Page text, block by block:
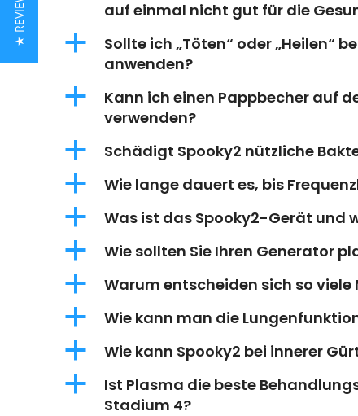
auf einmal nicht gut für die
a
Sollte ich „Töten“ oder „Heilen“
anwenden?
a
Kann ich einen Pappbecher auf
verwenden?
a Schädigt Spooky2 nützliche
a Wie lange dauert es, bis
a Was ist das Spooky2-Gerät und
a Wie sollten Sie Ihren Generator
a Warum entscheiden sich so viele
a Wie kann man die
a Wie kann Spooky2 bei innerer
a
Ist Plasma die beste
Stadium 4?
★ REVIEWS